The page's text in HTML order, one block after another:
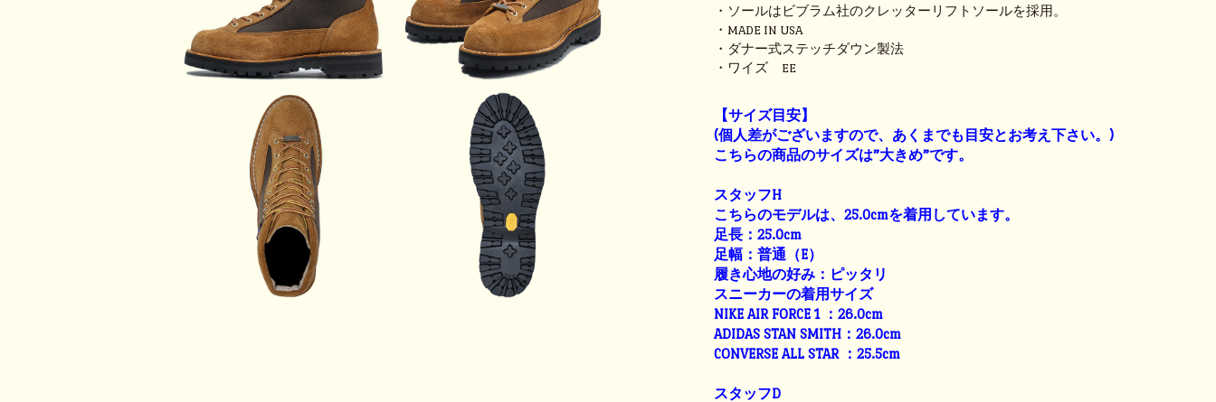
・ソールはビブラム社のクレッターリフトソールを採用。
・MADE IN USA
・ダナー式ステッチダウン製法
・ワイズ EE
【サイズ目安】
(個人差がございますので、あくまでも目安とお考え下さい。)
こちらの商品のサイズは”大きめ”です。
スタッフH
こちらのモデルは、25.0cmを着用しています。
足長：25.0cm
足幅：普通（E）
履き心地の好み：ピッタリ
スニーカーの着用サイズ
NIKE AIR FORCE 1 ：26.0cm
ADIDAS STAN SMITH：26.0cm
CONVERSE ALL STAR ：25.5cm
スタッフD